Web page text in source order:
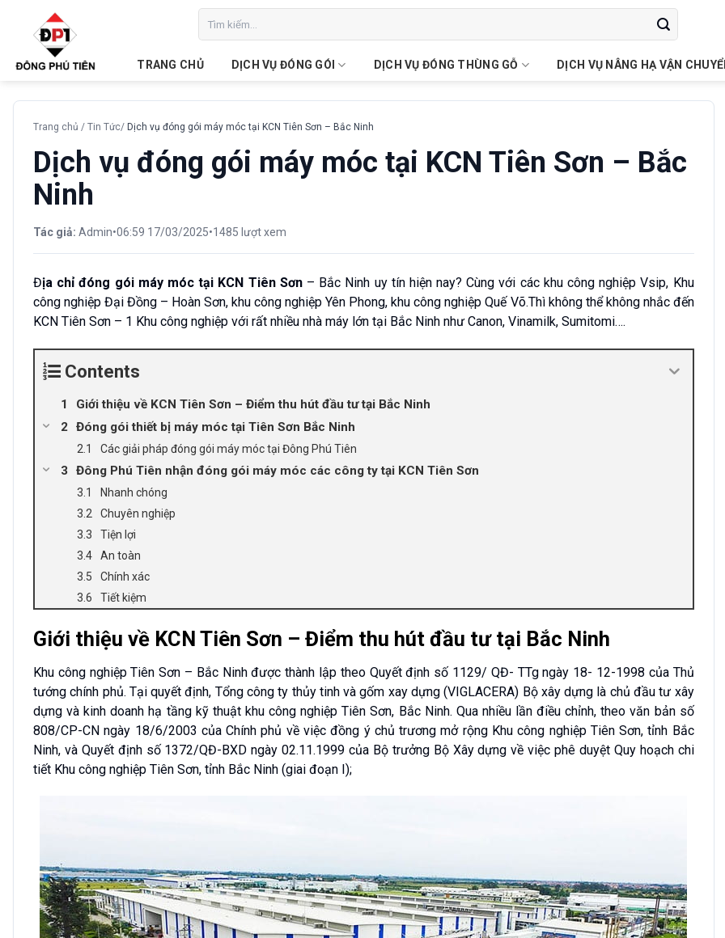
dung
kiếm:
TRANG CHỦ DỊCH VỤ ĐÓNG GÓI DỊCH VỤ ĐÓNG THÙNG GỖ DỊCH VỤ NÂNG HẠ VẬN
Trang chủ / Tin Tức/ Dịch vụ đóng gói máy móc tại KCN Tiên Sơn – Bắc Ninh
Dịch vụ đóng gói máy móc tại KCN Tiên Sơn – Bắc
Ninh
Tác giả: Admin•06:59 17/03/2025•1485 lượt xem
Địa chỉ đóng gói máy móc tại KCN Tiên Sơn– Bắc Ninh uy tín hiện nay? Cùng với các khu công nghiệp Vsip, Khu
công nghiệp Đại Đồng – Hoàn Sơn, khu công nghiệp Yên Phong, khu công nghiệp Quế Võ.Thì không thể không nhắc đến
KCN Tiên Sơn – 1 Khu công nghiệp với rất nhiều nhà máy lớn tại Bắc Ninh như Canon, Vinamilk, Sumitomi….
Contents
Giới thiệu về KCN Tiên Sơn – Điểm thu hút đầu tư tại Bắc Ninh
Đóng gói thiết bị máy móc tại Tiên Sơn Bắc Ninh
Các giải pháp đóng gói máy móc tại Đông Phú Tiên
Đông Phú Tiên nhận đóng gói máy móc các công ty tại KCN Tiên Sơn
Nhanh chóng
Chuyên nghiệp
Tiện lợi
An toàn
Chính xác
Tiết kiệm
Giới thiệu về KCN Tiên Sơn – Điểm thu hút đầu tư tại Bắc Ninh
Khu công nghiệp Tiên Sơn – Bắc Ninh được thành lập theo Quyết định số 1129/ QĐ- TTg ngày 18- 12-1998 của Thủ
tướng chính phủ. Tại quyết định, Tổng công ty thủy tinh và gốm xay dựng (VIGLACERA) Bộ xây dựng là chủ đầu tư xây
dựng và kinh doanh hạ tầng kỹ thuật khu công nghiệp Tiên Sơn, Bắc Ninh. Qua nhiều lần điều chỉnh, theo văn bản số
808/CP-CN ngày 18/6/2003 của Chính phủ về việc đồng ý chủ trương mở rộng Khu công nghiệp Tiên Sơn, tỉnh Bắc
Ninh, và Quyết định số 1372/QĐ-BXD ngày 02.11.1999 của Bộ trưởng Bộ Xây dựng về việc phê duyệt Quy hoạch chi
tiết Khu công nghiệp Tiên Sơn, tỉnh Bắc Ninh (giai đoạn I);